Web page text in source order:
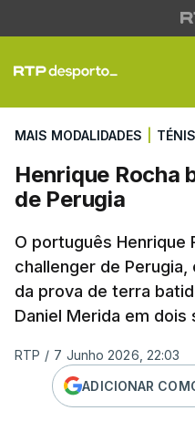
Henrique
MAIS MODALIDADES TÉNIS
Henrique Rocha
de Perugia
O português Henrique
challenger de
da prova de terra
Daniel Merida em dois
RTP / 7 Junho 2026, 22:03
ADICIONAR